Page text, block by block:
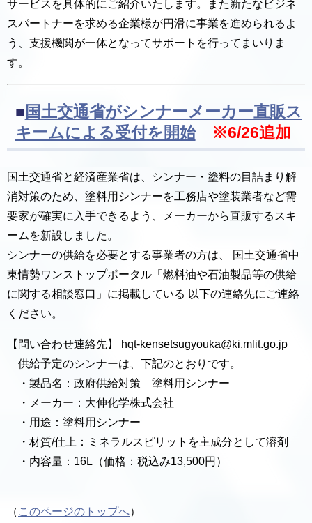
サービスを具体的にご紹介いたします。また新たなビジネ
スパートナーを求める企業様が円滑に事業を進められるよ
う、支援機関が一体となってサポートを行ってまいりま
す。
■国土交通省がシンナーメーカー直販ス
キームによる受付を開始
※6/26追加
国土交通省と経済産業省は、シンナー・塗料の目詰まり解
消対策のため、塗料用シンナーを工務店や塗装業者など需
要家が確実に入手できるよう、メーカーから直販するスキ
ームを新設しました。
シンナーの供給を必要とする事業者の方は、 国土交通省中
東情勢ワンストップポータル「燃料油や石油製品等の供給
に関する相談窓口」に掲載している 以下の連絡先にご連絡
ください。
【問い合わせ連絡先】 hqt-kensetsugyouka@ki.mlit.go.jp
供給予定のシンナーは、下記のとおりです。
・製品名：政府供給対策 塗料用シンナー
・メーカー：大伸化学株式会社
・用途：塗料用シンナー
・材質/仕上：ミネラルスピリットを主成分として溶剤
・内容量：16L（価格：税込み13,500円）
（ このページのトップへ）